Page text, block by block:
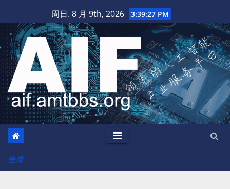
至
内
容
周日. 8 月 9th, 2026 3:39:28 PM
登录